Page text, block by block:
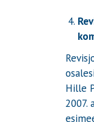
Hille
2007.